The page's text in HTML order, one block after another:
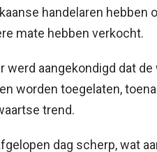
handelaren
mate hebben verkocht.
werd aangekondigd dat
worden toegelaten,
trend.
dag scherp, wat